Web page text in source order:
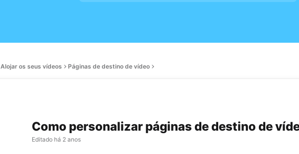
Alojar os seus vídeos Páginas de destino de vídeo
Como personalizar páginas de destino de
Editado há 2 anos